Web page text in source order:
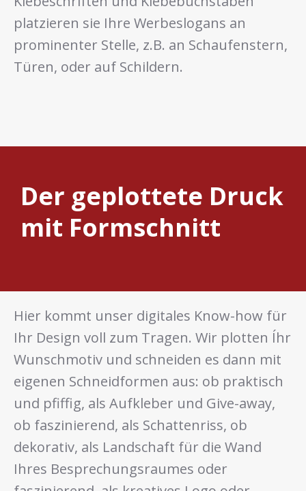
platzieren sie Ihre Werbeslogans an
prominenter Stelle, z.B. an Schaufenstern,
Türen, oder auf Schildern.
Der geplottete Druck
mit Formschnitt
Hier kommt unser digitales Know-how für
Ihr Design voll zum Tragen. Wir plotten Íhr
Wunschmotiv und schneiden es dann mit
eigenen Schneidformen aus: ob praktisch
und pfiffig, als Aufkleber und Give-away,
ob faszinierend, als Schattenriss, ob
dekorativ, als Landschaft für die Wand
Ihres Besprechungsraumes oder